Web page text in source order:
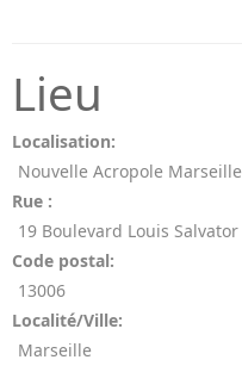
Lieu
Localisation:
Nouvelle Acropole Marseille
Rue :
19 Boulevard Louis Salvator
Code postal:
13006
Localité/Ville:
Marseille